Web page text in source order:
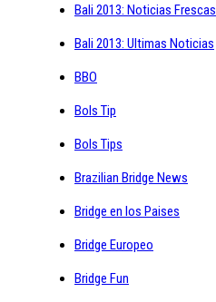
Bali 2013: Noticias Frescas
Bali 2013: Ultimas Noticias
BBO
Bols Tip
Bols Tips
Brazilian Bridge News
Bridge en los Paises
Bridge Europeo
Bridge Fun